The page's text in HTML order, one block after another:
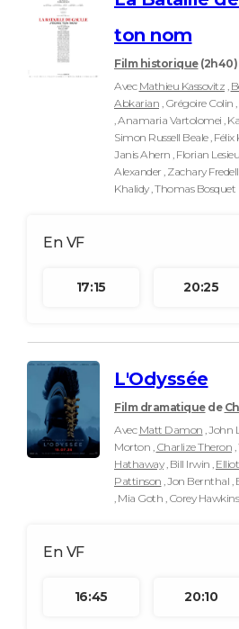
Destinations
City break
Voyage nature
Voyage de noces
Forum
Climat
PHOTO
GUIDES D'ACHAT
Carte Saint-Valentin
Carte d'anniversaire
COPAINS D'AVANT
Bricolage
Lifestyle
Culture
Sport
Auto
Television
Voyage
Cinema
ton nom
Film historique (2h40)
Avec Mathieu Kassovitz ,
Abkarian , Grégoire Colin
, Anamaria Vartolomei ,
Simon Russell Beale ,
Janis Ahern , Florian
Alexander , Zachary
Khalidy , Thomas Bosquet
17:15 20:25
L'Odyssée
Film dramatique de
Avec Matt Damon , John
Morton , Charlize Theron
Hathaway, Bill Irwin ,
Pattinson , Jon Bernthal ,
, Mia Goth , Corey
16:45 20:10